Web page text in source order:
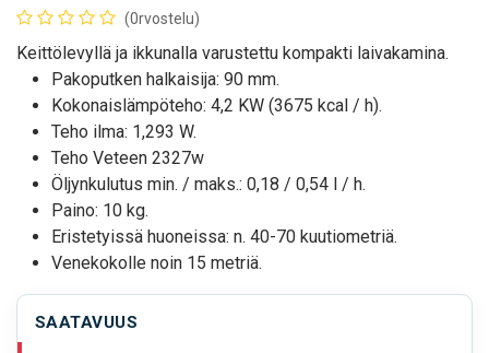
(0rvostelu)
Keittölevyllä ja ikkunalla varustettu kompakti laivakamina.
Pakoputken halkaisija: 90 mm.
Kokonaislämpöteho: 4,2 KW (3675 kcal / h).
Teho ilma: 1,293 W.
Teho Veteen 2327w
Öljynkulutus min. / maks.: 0,18 / 0,54 l / h.
Paino: 10 kg.
Eristetyissä huoneissa: n. 40-70 kuutiometriä.
Venekokolle noin 15 metriä.
SAATAVUUS